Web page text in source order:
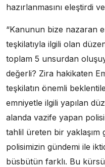
hazırlanmasını eleştirdi
“Kanunun bize nazaran
teşkilatıyla ilgili olan
toplam 5 unsurdan
değerli? Zira hakikaten
teşkilatın önemli
emniyetle ilgili yapılan
alanda vazife yapan
tahlil üreten bir
polisimizin gündemi ile
büsbütün farklı. Bu